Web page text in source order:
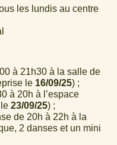
les lundis au centre
à 21h30 à la salle de
le 16/09/25) ;
à 20h à l’espace
23/09/25) ;
de 20h à 22h à la
2 danses et un mini